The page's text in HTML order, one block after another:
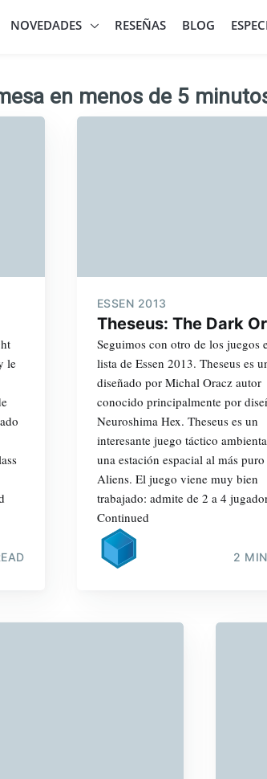
NOVEDADES RESEÑAS BLOG
en menos de 5
le
ESSEN 2013
Theseus: The Dark
Seguimos con otro de los juegos
lista de Essen 2013. Theseus es
diseñado por Michal Oracz autor
conocido principalmente por
Neuroshima Hex. Theseus es un
interesante juego táctico
una estación espacial al más
Aliens. El juego viene muy bien
trabajado: admite de 2 a 4
Continued
2